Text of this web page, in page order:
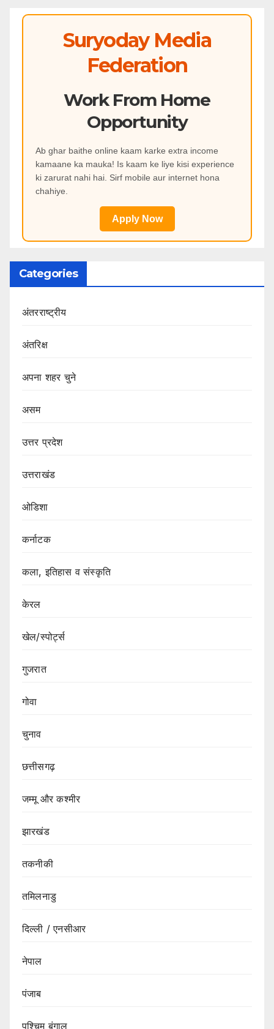
Suryoday Media
Federation
Work From Home
Opportunity
Ab ghar baithe online kaam karke extra income
kamaane ka mauka! Is kaam ke liye kisi experience
ki zarurat nahi hai. Sirf mobile aur internet hona
chahiye.
Apply Now
Categories
अंतरराष्ट्रीय
अंतरिक्ष
अपना शहर चुने
असम
उत्तर प्रदेश
उत्तराखंड
ओडिशा
कर्नाटक
कला, इतिहास व संस्कृति
केरल
खेल/स्पोर्ट्स
गुजरात
गोवा
चुनाव
छत्तीसगढ़
जम्मू और कश्मीर
झारखंड
तकनीकी
तमिलनाडु
दिल्ली / एनसीआर
नेपाल
पंजाब
पश्चिम बंगाल